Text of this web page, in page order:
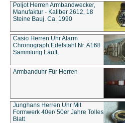
Poljot Herren Armbandwecker,
Manufaktur - Kaliber 2612, 18
Steine Bauj. Ca. 1990
Casio Herren Uhr Alarm
Chronograph Edelstahl Nr. A168
Sammlung Läuft,
Armbanduhr Für Herren
Junghans Herren Uhr Mit
Formwerk 40er/ 50er Jahre Tolles
Blatt